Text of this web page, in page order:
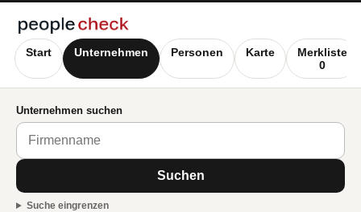
Start Unternehmen Personen Karte
Merkliste
0
Unternehmen suchen
Suchen
Suche eingrenzen